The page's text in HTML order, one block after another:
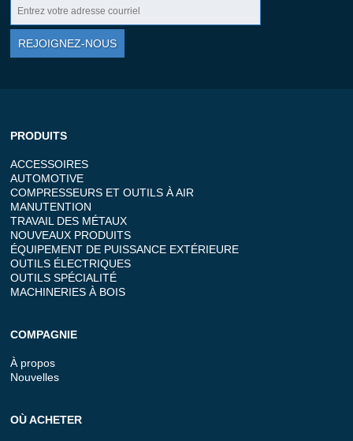
REJOIGNEZ-NOUS
PRODUITS
ACCESSOIRES
AUTOMOTIVE
COMPRESSEURS ET OUTILS À AIR
MANUTENTION
TRAVAIL DES MÉTAUX
NOUVEAUX PRODUITS
ÉQUIPEMENT DE PUISSANCE EXTÉRIEURE
OUTILS ÉLECTRIQUES
OUTILS SPÉCIALITÉ
MACHINERIES À BOIS
COMPAGNIE
À propos
Nouvelles
OÙ ACHETER